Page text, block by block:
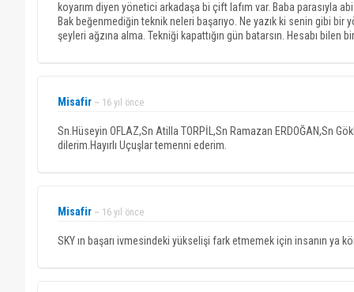
koyarım diyen yönetici arkadaşa bi çift lafım var. Baba parasıyla
Bak beğenmediğin teknik neleri başarıyo. Ne yazık ki senin gibi
şeyleri ağzına alma. Tekniği kapattığın gün batarsın. Hesabı bilen
Misafir ~ 16 yıl önce
Sn.Hüseyin OFLAZ,Sn Atilla TORPİL,Sn Ramazan ERDOĞAN,Sn
dilerim.Hayırlı Uçuşlar temenni ederim.
Misafir ~ 16 yıl önce
SKY ın başarı ivmesindeki yükselişi fark etmemek için insanın ya